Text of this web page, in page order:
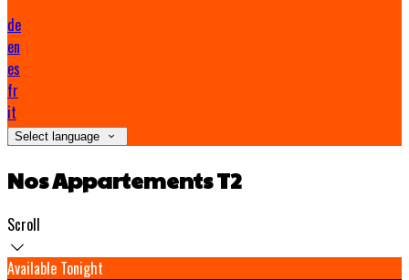
de
en
es
fr
it
Select language
Nos Appartements T2
Scroll
Available Tonight